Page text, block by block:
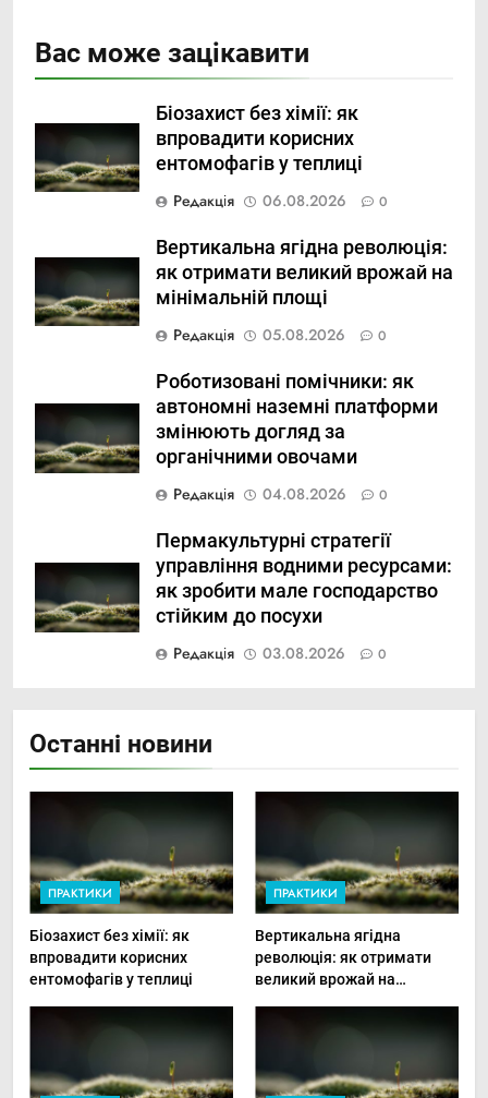
Вас може зацікавити
Біозахист без хімії: як
впровадити корисних
ентомофагів у теплиці
Редакція
06.08.2026 0
Вертикальна ягідна революція:
як отримати великий врожай на
мінімальній площі
Редакція
05.08.2026 0
Роботизовані помічники: як
автономні наземні платформи
змінюють догляд за
органічними овочами
Редакція
04.08.2026 0
Пермакультурні стратегії
управління водними ресурсами:
як зробити мале господарство
стійким до посухи
Редакція
03.08.2026 0
Останні новини
ПРАКТИКИ
Біозахист без хімії: як
впровадити корисних
ентомофагів у теплиці
ПРАКТИКИ
Вертикальна ягідна
революція: як отримати
великий врожай на